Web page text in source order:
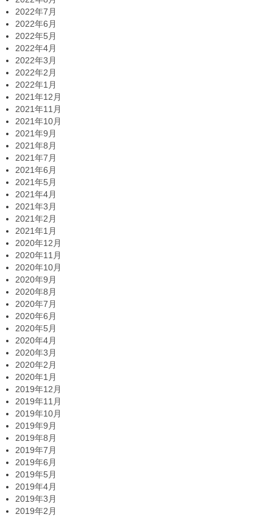
2022年7月
2022年6月
2022年5月
2022年4月
2022年3月
2022年2月
2022年1月
2021年12月
2021年11月
2021年10月
2021年9月
2021年8月
2021年7月
2021年6月
2021年5月
2021年4月
2021年3月
2021年2月
2021年1月
2020年12月
2020年11月
2020年10月
2020年9月
2020年8月
2020年7月
2020年6月
2020年5月
2020年4月
2020年3月
2020年2月
2020年1月
2019年12月
2019年11月
2019年10月
2019年9月
2019年8月
2019年7月
2019年6月
2019年5月
2019年4月
2019年3月
2019年2月